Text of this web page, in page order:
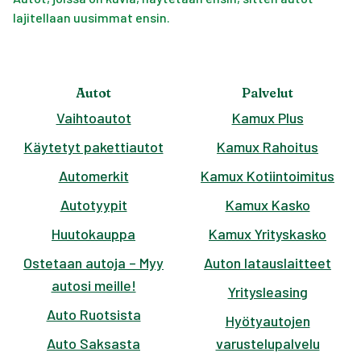
lajitellaan uusimmat ensin.
Autot
Vaihtoautot
Käytetyt pakettiautot
Automerkit
Autotyypit
Huutokauppa
Ostetaan autoja – Myy
autosi meille!
Auto Ruotsista
Auto Saksasta
Palvelut
Kamux Plus
Kamux Rahoitus
Kamux Kotiintoimitus
Kamux Kasko
Kamux Yrityskasko
Auton latauslaitteet
Yritysleasing
Hyötyautojen
varustelupalvelu